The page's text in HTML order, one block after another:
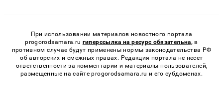
При использовании материалов новостного портала
progorodsamara.ru гиперссылка на ресурс обязательна, в
противном случае будут применены нормы законодательства РФ
об авторских и смежных правах. Редакция портала не несет
ответственности за комментарии и материалы пользователей,
размещенные на сайте progorodsamara.ru и его субдоменах.